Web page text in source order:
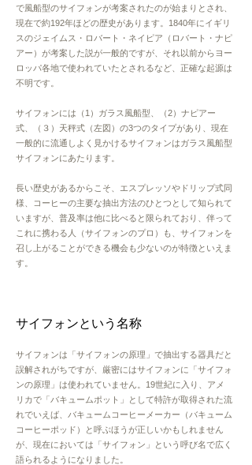
で風船型のサイフォンが考案されたのが始まりとされ、
現在で約192年ほどの歴史があります。1840年にイギリ
スのジェイム ス・ロバート・ネイピア（ロバート・ナピ
アー）が考案した説が一般的ですが、それ以前からヨー
ロッパ各地で使われていたとされるなど、正確な起源は
不明です。
サイフォンには（1）ガラス風船型、（2）ナピアー
式、（３）天秤式（左図）の3つのタイプがあり、現在
一般的に流通しよく見かけるサイフォンはガラス風船型
サイフォンにあたります。
長い歴史があるからこそ、エスプレッソやドリップ式同
様、コーヒーの主要な抽出方法のひとつとして知られて
いますが、普及率は他に比べると限られており、伴って
これに携わる人（サイフォンのプロ）も、サイフォンを
召し上がることができる機会も少ないのが特徴といえま
す。
サイフォンという名称
サイフォンは「サイフォンの原理」で抽出する器具だと
誤解されがちですが、厳密にはサイフォンに「サイフォ
ンの原理」は使われていません。19世紀に入り、アメ
リカで「バキュームポット」として特許が取得された流
れでいえば、バキュームコーヒーメーカー（バキューム
コーヒーポッド）と呼ぶほうが正しいかもしれません
が、現在においては「サイフォン」という呼び名で広く
語られるようになりました。